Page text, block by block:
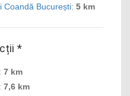
Coandă București: 5 km
*
: 7 km
: 7,6 km